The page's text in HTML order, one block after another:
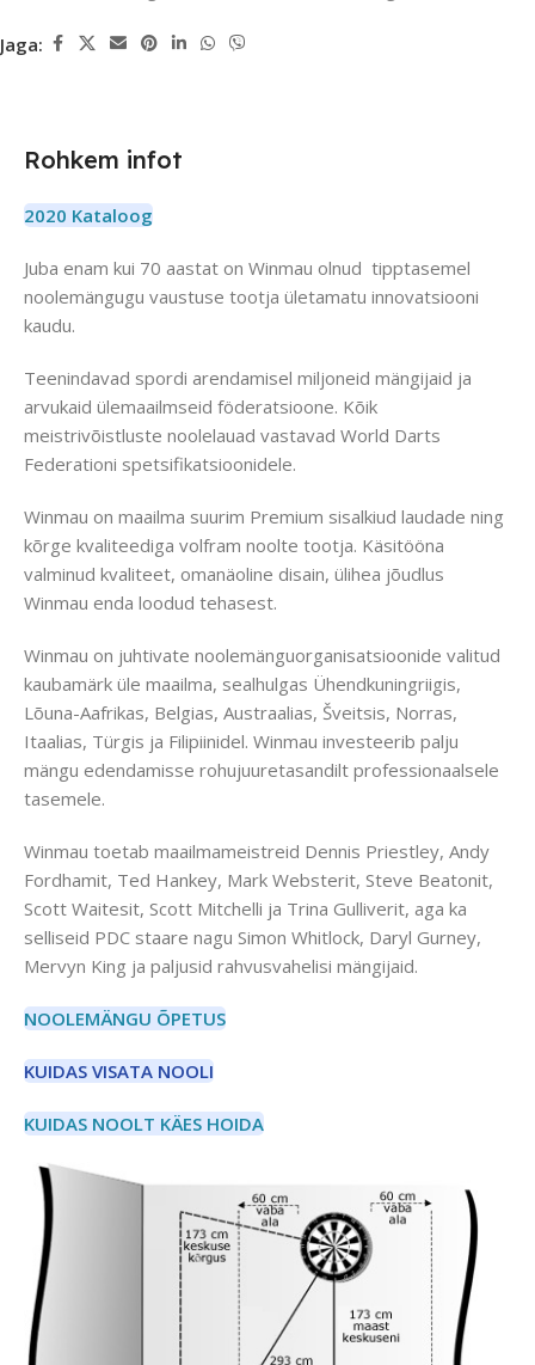
Jaga:
Rohkem infot
2020 Kataloog
Juba enam kui 70 aastat on Winmau olnud tipptasemel
noolemängugu vaustuse tootja ületamatu innovatsiooni
kaudu.
Teenindavad spordi arendamisel miljoneid mängijaid ja
arvukaid ülemaailmseid föderatsioone. Kõik
meistrivõistluste noolelauad vastavad World Darts
Federationi spetsifikatsioonidele.
Winmau on maailma suurim Premium sisalkiud laudade ning
kõrge kvaliteediga volfram noolte tootja. Käsitööna
valminud kvaliteet, omanäoline disain, ülihea jõudlus
Winmau enda loodud tehasest.
Winmau on juhtivate noolemänguorganisatsioonide valitud
kaubamärk üle maailma, sealhulgas Ühendkuningriigis,
Lõuna-Aafrikas, Belgias, Austraalias, Šveitsis, Norras,
Itaalias, Türgis ja Filipiinidel. Winmau investeerib palju
mängu edendamisse rohujuuretasandilt professionaalsele
tasemele.
Winmau toetab maailmameistreid Dennis Priestley, Andy
Fordhamit, Ted Hankey, Mark Websterit, Steve Beatonit,
Scott Waitesit, Scott Mitchelli ja Trina Gulliverit, aga ka
selliseid PDC staare nagu Simon Whitlock, Daryl Gurney,
Mervyn King ja paljusid rahvusvahelisi mängijaid.
NOOLEMÄNGU ÕPETUS
KUIDAS VISATA NOOLI
KUIDAS NOOLT KÄES HOIDA